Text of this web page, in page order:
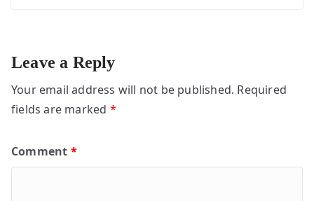
Leave a Reply
Your email address will not be published. Required
fields are marked *
Comment *